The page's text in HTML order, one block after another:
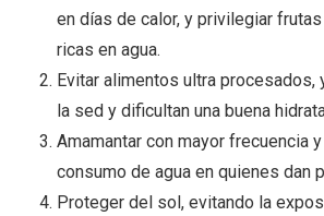
en días de calor, y privilegiar
ricas en agua.
Evitar alimentos ultra procesados,
la sed y dificultan una buena
Amamantar con mayor frecuencia
consumo de agua en quienes dan
Proteger del sol, evitando la